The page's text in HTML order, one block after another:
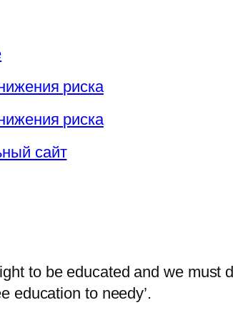
риска
риска
сайт
to be educated and we must
education to needy’.